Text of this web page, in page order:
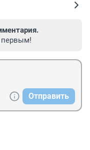
первым!
Отправить